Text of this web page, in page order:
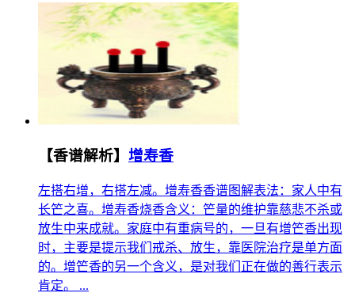
【香谱解析】 增寿香
左搭右增，右搭左减。增寿香香谱图解表法：家人中有
长笀之喜。增寿香烧香含义：笀量的维护靠慈悲不杀或
放生中来成就。家庭中有重病号的，一旦有增笀香出现
时，主要是提示我们戒杀、放生，靠医院治疗是单方面
的。增笀香的另一个含义，是对我们正在做的善行表示
肯定。 ...